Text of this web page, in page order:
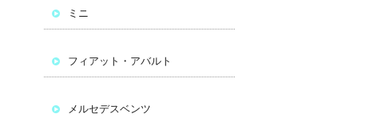
ミニ
フィアット・アバルト
メルセデスベンツ